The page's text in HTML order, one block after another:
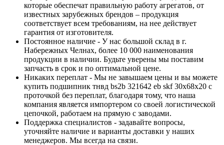
которые обеспечат правильную работу агрегатов, от
известных зарубежных брендов – продукция
соответствует всем требованиям, на нее действует
гарантия от изготовителя.
Постоянное наличие - У нас большой склад в г.
Набережных Челнах, более 10 000 наименования
продукции в наличии. Будьте уверены мы поставим
запчасть в срок и по оптимальной цене.
Никаких переплат - Мы не завышаем цены и вы можете
купить подшипник тнвд bs2b 321642 eb skf 30х68х20 с
проточкой без переплат, благодаря тому, что наша
компания является импортером со своей логистической
цепочкой, работаем на прямую с заводами.
Поддержка специалистов - задавайте вопросы,
уточняйте наличие и варианты доставки у наших
менеджеров. Мы всегда на связи.